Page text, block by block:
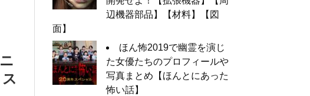
辺機器部品】【材料】【図
面】
ほん怖2019で幽霊を演じ
た女優たちのプロフィールや
写真まとめ【ほんとにあった
怖い話】